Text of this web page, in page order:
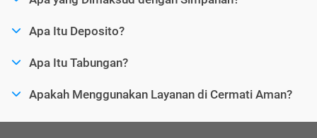
Apa Itu Deposito?
Apa Itu Tabungan?
Apakah Menggunakan Layanan di Cermati Aman?